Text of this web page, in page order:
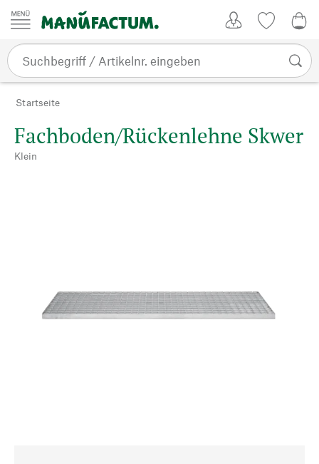
Zum Inhalt springen
Startseite
Fachboden/Rückenlehne Skwer
Klein